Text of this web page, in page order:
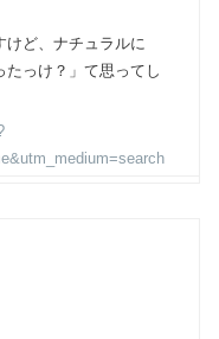
けど、ナチュラルに
たっけ？」て思ってし